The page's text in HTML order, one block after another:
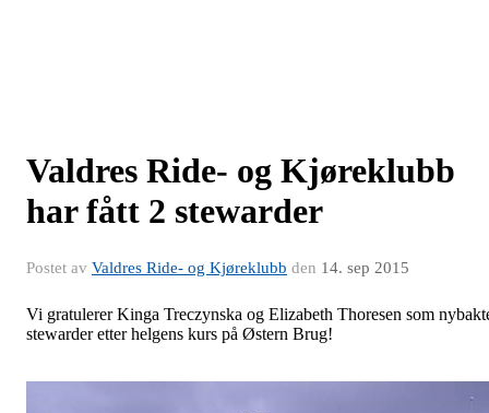
Valdres Ride- og Kjøreklubb
har fått 2 stewarder
Postet av Valdres Ride- og Kjøreklubb den 14. sep 2015
Vi gratulerer Kinga Treczynska og Elizabeth Thoresen som
stewarder etter helgens kurs på Østern Brug!